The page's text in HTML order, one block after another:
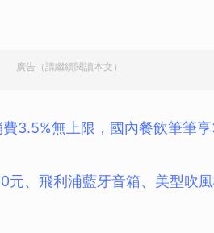
廣告（請繼續閱讀本文）
3.5%無上限，國內餐飲筆筆
、飛利浦藍牙音箱、美型吹